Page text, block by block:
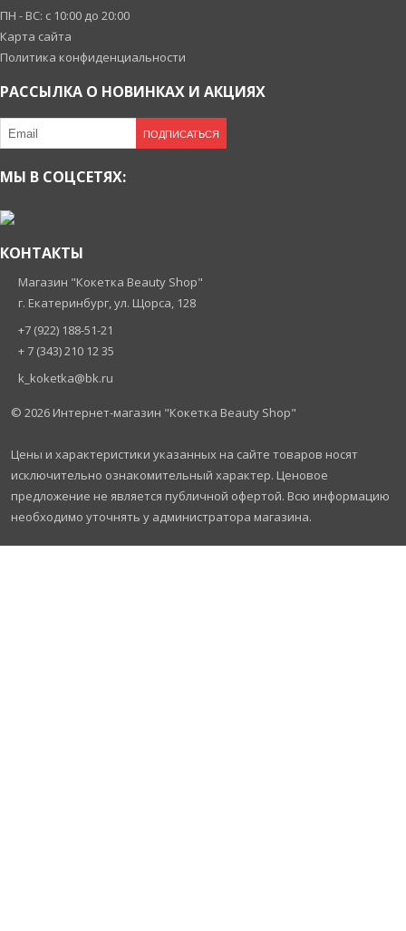
ПН - ВС: с 10:00 до 20:00
Карта сайта
Политика конфиденциальности
РАССЫЛКА О НОВИНКАХ И АКЦИЯХ
ПОДПИСАТЬСЯ
МЫ В СОЦСЕТЯХ:
КОНТАКТЫ
Магазин "Кокетка Beauty Shop"
г. Екатеринбург, ул. Щорса, 128
+7 (922) 188-51-21
+ 7 (343) 210 12 35
k_koketka@bk.ru
© 2026 Интернет-магазин "Кокетка Beauty Shop"
Цены и характеристики указанных на сайте товаров носят
исключительно ознакомительный характер. Ценовое
предложение не является публичной офертой. Всю информацию
необходимо уточнять у администратора магазина.